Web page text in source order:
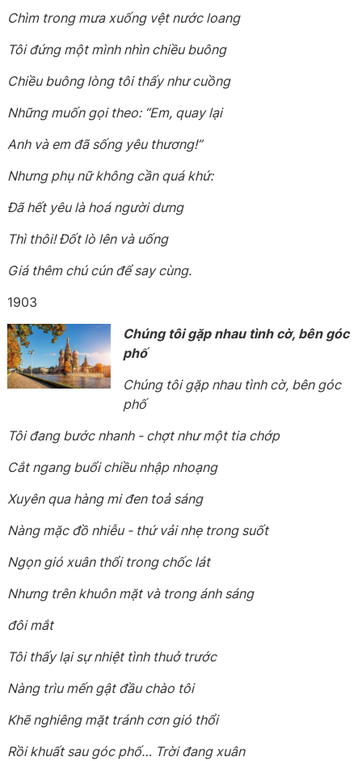
Chìm trong mưa xuống vệt nước loang
Tôi đứng một mình nhìn chiều buông
Chiều buông lòng tôi thấy như cuồng
Những muốn gọi theo: “Em, quay lại
Anh và em đã sống yêu thương!”
Nhưng phụ nữ không cần quá khứ:
Đã hết yêu là hoá người dưng
Thì thôi! Đốt lò lên và uống
Giá thêm chú cún để say cùng.
1903
Chúng tôi gặp nhau tình cờ, bên góc
phố
Chúng tôi gặp nhau tình cờ, bên góc
phố
Tôi đang bước nhanh - chợt như một tia chớp
Cắt ngang buổi chiều nhập nhoạng
Xuyên qua hàng mi đen toả sáng
Nàng mặc đồ nhiễu - thứ vải nhẹ trong suốt
Ngọn gió xuân thổi trong chốc lát
Nhưng trên khuôn mặt và trong ánh sáng
đôi mắt
Tôi thấy lại sự nhiệt tình thuở trước
Nàng trìu mến gật đầu chào tôi
Khẽ nghiêng mặt tránh cơn gió thổi
Rồi khuất sau góc phố… Trời đang xuân